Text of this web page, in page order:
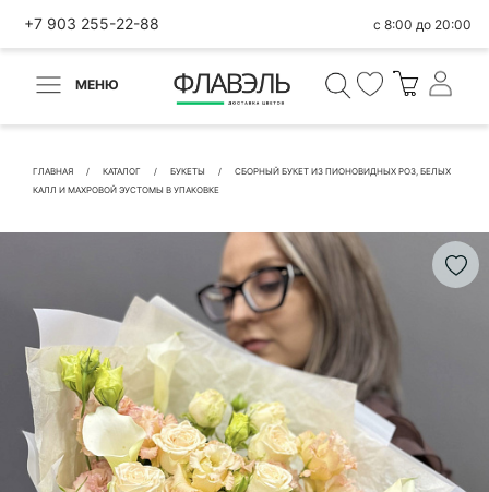
+7 903 255-22-88 с 8:00 до 20:00
МЕНЮ
ГЛАВНАЯ КАТАЛОГ БУКЕТЫ
СБОРНЫЙ БУКЕТ ИЗ ПИОНОВИДНЫХ РОЗ, БЕЛЫХ
КАЛЛ И МАХРОВОЙ ЭУСТОМЫ В УПАКОВКЕ
ВЕРНУТЬСЯ
Быстрая покупка
КОНТАКТНЫЕ ДАННЫЕ
БЫСТРАЯ ПОКУПКА